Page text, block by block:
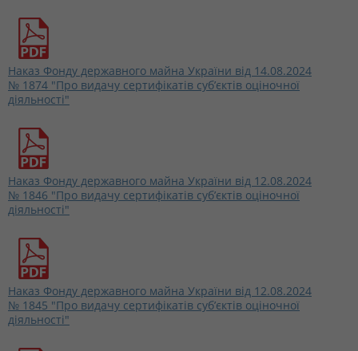
Наказ Фонду державного майна України від 14.08.2024
№ 1874 "Про видачу сертифікатів суб’єктів оціночної
діяльності"
Наказ Фонду державного майна України від 12.08.2024
№ 1846 "Про видачу сертифікатів суб’єктів оціночної
діяльності"
Наказ Фонду державного майна України від 12.08.2024
№ 1845 "Про видачу сертифікатів суб’єктів оціночної
діяльності"